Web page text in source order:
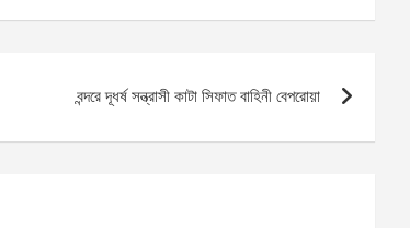
বন্দরে দূধর্ষ সন্ত্রাসী কাটা সিফাত বাহিনী বেপরোয়া